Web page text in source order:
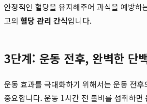
안정적인 혈당을 유지해주어 과식을 예방하
고의 혈당 관리 간식입니다.
3단계: 운동 전후, 완벽한 단
운동 효과를 극대화하기 위해서는 운동 전
중요합니다. 운동 1시간 전 볼비를 섭취하면